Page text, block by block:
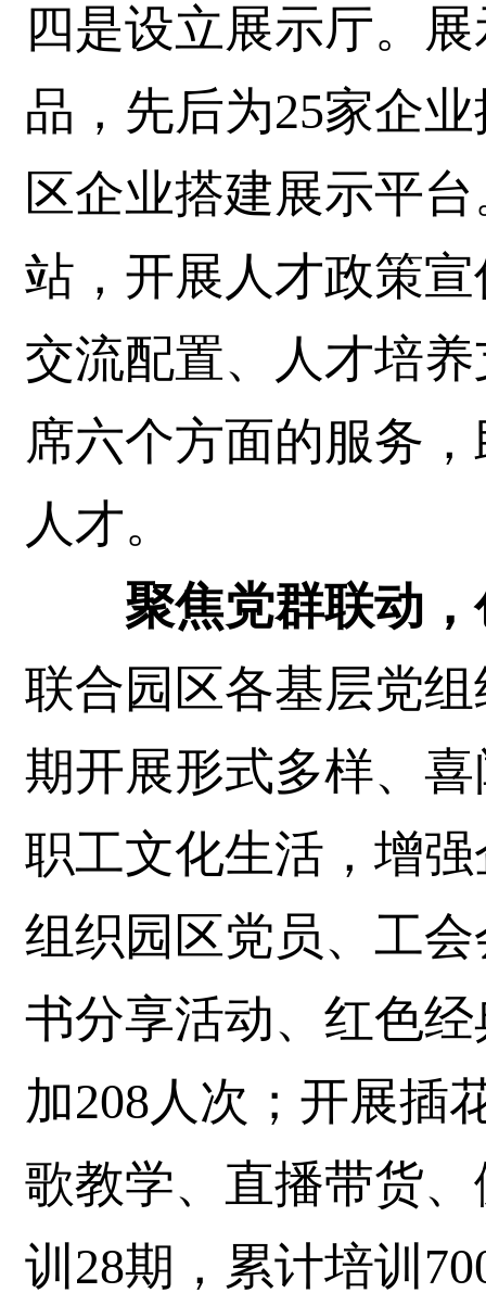
四是设立展示厅。
品，先后为25家企
区企业搭建展示平
站，开展人才政策
交流配置、人才培
席六个方面的服务
人才。
聚焦党群联动
联合园区各基层党
期开展形式多样、
职工文化生活，增
组织园区党员、工
书分享活动、红色
加208人次；开展插
歌教学、直播带货
训28期，累计培训